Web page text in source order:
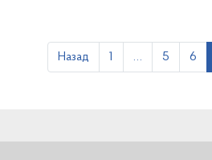
Назад 1 … 5 6